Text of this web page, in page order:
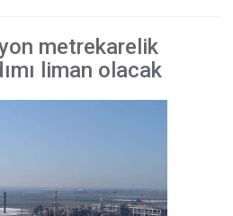
metrekarelik
liman olacak